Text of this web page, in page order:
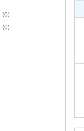
(0)
(0)